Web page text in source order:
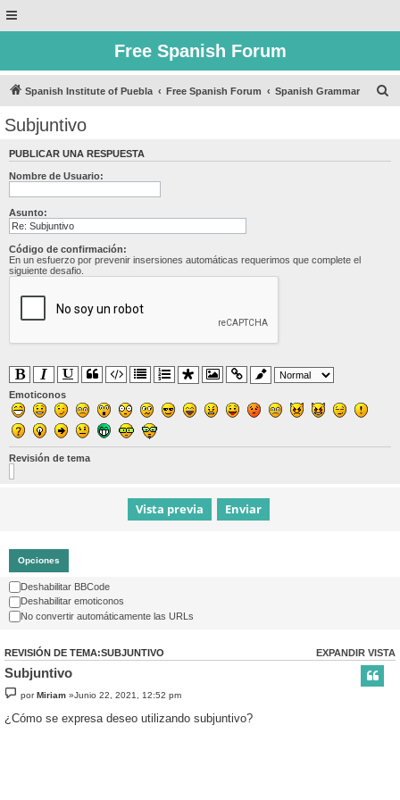
Free Spanish Forum
Spanish Institute of Puebla Free Spanish Forum Spanish Grammar
Subjuntivo
PUBLICAR UNA RESPUESTA
Nombre de Usuario:
Asunto:
Código de confirmación:
En un esfuerzo por prevenir insersiones automáticas requerimos que complete el
siguiente desafio.
Emoticonos
Revisión de tema
Opciones
Deshabilitar BBCode
Deshabilitar emoticonos
No convertir automáticamente las URLs
EXPANDIR VISTA
REVISIÓN DE TEMA:SUBJUNTIVO
Subjuntivo
porMiriam »Junio 22, 2021, 12:52 pm
¿Cómo se expresa deseo utilizando subjuntivo?